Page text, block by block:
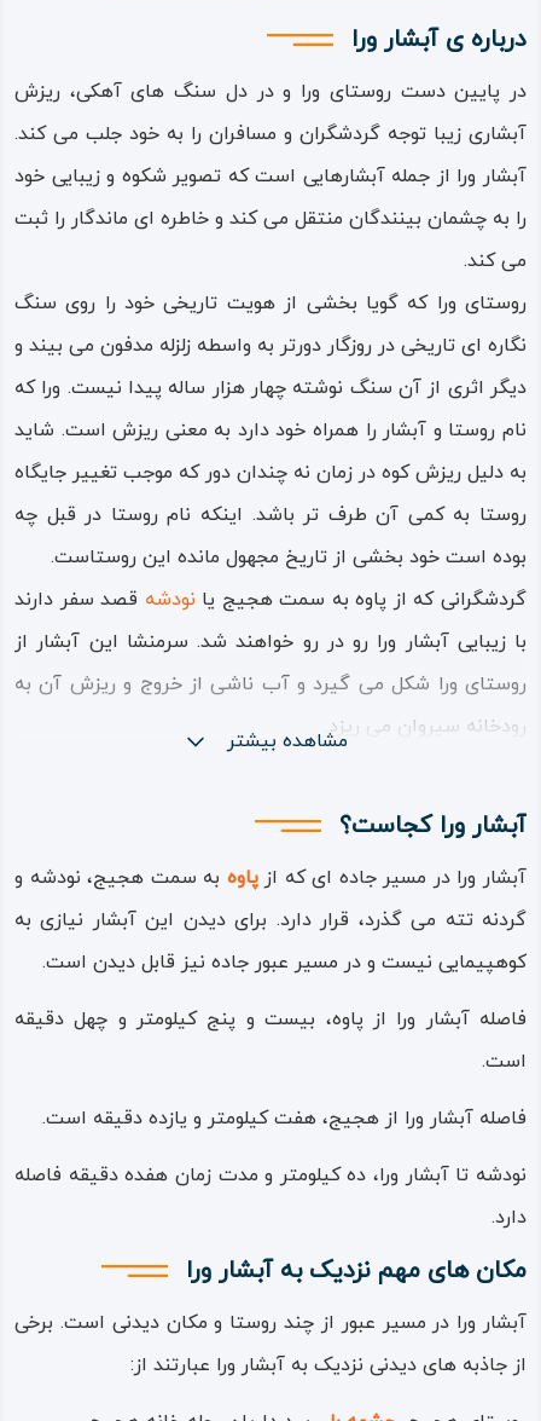
درباره ی آبشار ورا
در پایین دست روستای ورا و در دل سنگ های آهکی، ریزش
آبشاری زیبا توجه گردشگران و مسافران را به خود جلب می کند.
آبشار ورا از جمله آبشارهایی است که تصویر شکوه و زیبایی خود
را به چشمان بینندگان منتقل می کند و خاطره ای ماندگار را ثبت
می کند.
روستای ورا که گویا بخشی از هویت تاریخی خود را روی سنگ
نگاره ای تاریخی در روزگار دورتر به واسطه زلزله مدفون می بیند و
دیگر اثری از آن سنگ نوشته چهار هزار ساله پیدا نیست. ورا که
نام روستا و آبشار را همراه خود دارد به معنی ریزش است. شاید
به دلیل ریزش کوه در زمان نه چندان دور که موجب تغییر جایگاه
روستا به کمی آن طرف تر باشد. اینکه نام روستا در قبل چه
بوده است خود بخشی از تاریخ مجهول مانده این روستاست.
گردشگرانی که از پاوه به سمت هجیج یا نودشه قصد سفر دارند
با زیبایی آبشار ورا رو در رو خواهند شد. سرمنشا این آبشار از
روستای ورا شکل می گیرد و آب ناشی از خروج و ریزش آن به
رودخانه سیروان می ریزد.
مشاهده بیشتر
آبشار ورا کجاست؟
آبشار ورا در مسیر جاده ای که ازپاوه به سمت هجیج، نودشه و
گردنه تته می گذرد، قرار دارد. برای دیدن این آبشار نیازی به
کوهپیمایی نیست و در مسیر عبور جاده نیز قابل دیدن است.
فاصله آبشار ورا از پاوه، بیست و پنج کیلومتر و چهل دقیقه
است.
فاصله آبشار ورا از هجیج، هفت کیلومتر و یازده دقیقه است.
نودشه تا آبشار ورا، ده کیلومتر و مدت زمان هفده دقیقه فاصله
دارد.
مکان های مهم نزدیک به آبشار ورا
آبشار ورا در مسیر عبور از چند روستا و مکان دیدنی است. برخی
از جاذبه های دیدنی نزدیک به آبشار ورا عبارتند از: